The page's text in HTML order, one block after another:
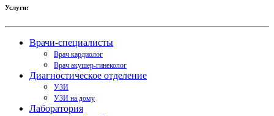
Услуги:
Врачи-специалисты
Врач кардиолог
Врач акушер-гинеколог
Диагностическое отделение
УЗИ
УЗИ на дому
Лаборатория